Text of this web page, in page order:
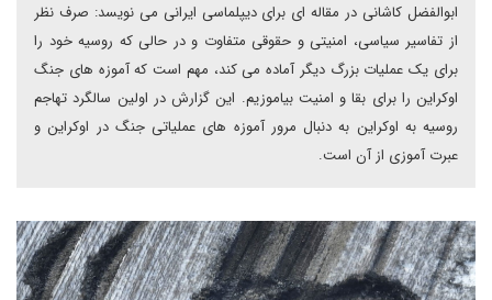
ابوالفضل کاشانی در مقاله ای برای دیپلماسی ایرانی می نویسد: صرف نظر
از تفاسیر سیاسی، امنیتی و حقوقی متفاوت و در حالی که روسیه خود را
برای یک عملیات بزرگ دیگر آماده می کند، مهم است که آموزه های جنگ
اوکراین را برای بقا و امنیت بیاموزیم. این گزارش در اولین سالگرد تهاجم
روسیه به اوکراین به دنبال مرور آموزه های عملیاتی جنگ در اوکراین و
عبرت آموزی از آن است.